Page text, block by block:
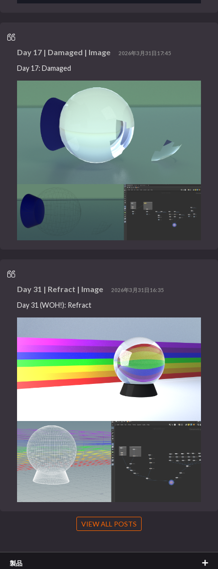
Day 17 | Damaged | Image 2026年3月31日17:45
Day 17: Damaged
Day 31 | Refract | Image 2026年3月31日16:35
Day 31 (WOH!): Refract
VIEW ALL POSTS
製品